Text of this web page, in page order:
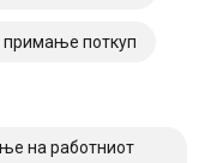
примање поткуп
на работниот